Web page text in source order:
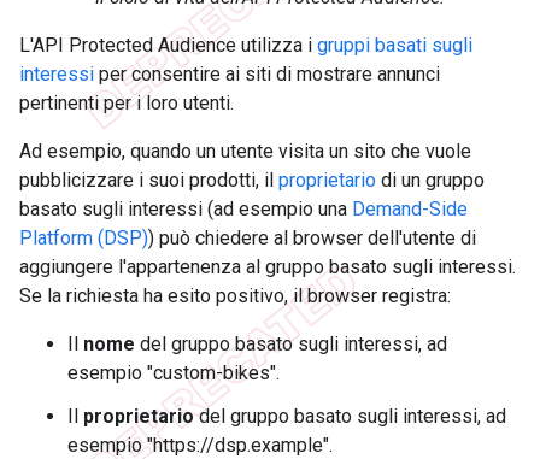
L'API Protected Audience utilizza i gruppi basati sugli
interessi per consentire ai siti di mostrare annunci
pertinenti per i loro utenti.
Ad esempio, quando un utente visita un sito che vuole
pubblicizzare i suoi prodotti, il proprietario di un gruppo
basato sugli interessi (ad esempio una Demand-Side
Platform (DSP)) può chiedere al browser dell'utente di
aggiungere l'appartenenza al gruppo basato sugli interessi.
Se la richiesta ha esito positivo, il browser registra:
Il nome del gruppo basato sugli interessi, ad
esempio "custom-bikes".
Il proprietariodel gruppo basato sugli interessi, ad
esempio "https://dsp.example".